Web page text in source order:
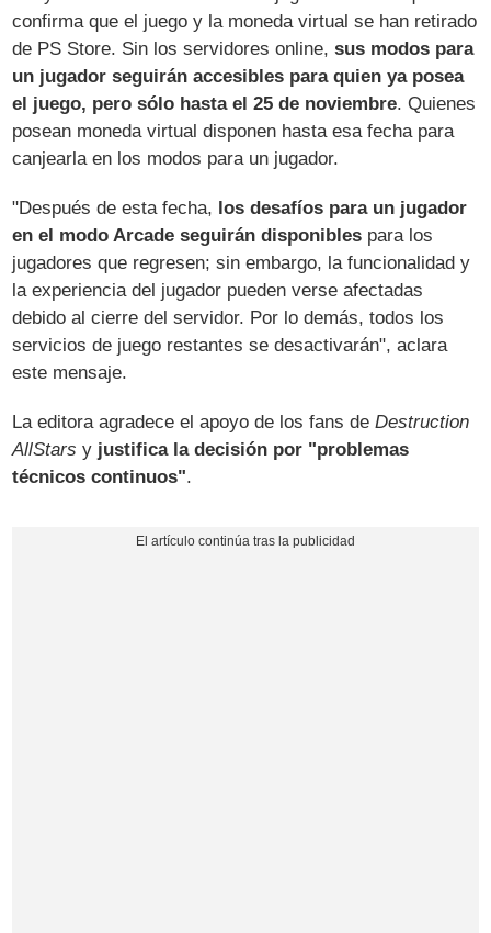
confirma que el juego y la moneda virtual se han retirado
de PS Store. Sin los servidores online,sus modos para
un jugador seguirán accesibles para quien ya posea
el juego, pero sólo hasta el 25 de noviembre. Quienes
posean moneda virtual disponen hasta esa fecha para
canjearla en los modos para un jugador.
"Después de esta fecha, los desafíos para un jugador
en el modo Arcade seguirán disponibles para los
jugadores que regresen; sin embargo, la funcionalidad y
la experiencia del jugador pueden verse afectadas
debido al cierre del servidor. Por lo demás, todos los
servicios de juego restantes se desactivarán", aclara
este mensaje.
La editora agradece el apoyo de los fans deDestruction
AllStars y justifica la decisión por "problemas
técnicos continuos".